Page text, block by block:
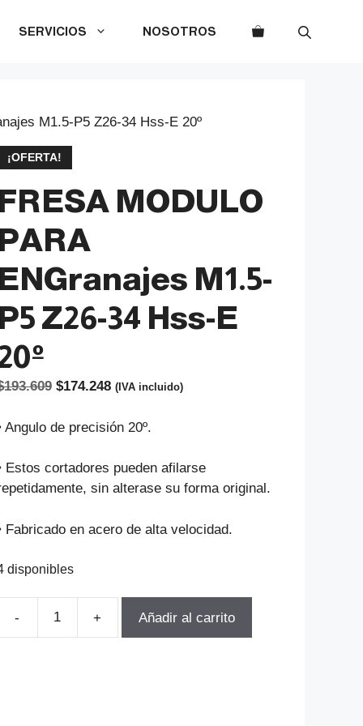
SERVICIOS NOSOTROS
M1.5-P5 Z26-34 Hss-E 20º
¡OFERTA!
FRESA MODULO
PARA
ENGranajes M1.5-
P5 Z26-34 Hss-E
193.609 El
original
$193.609.
$174.248El
actual
$174.248.
(IVA incluido)
Angulo de precisión 20º.
Estos cortadores pueden afilarse
sin alterase su forma original.
Fabricado en acero de alta velocidad.
disponibles
Añadir al carrito